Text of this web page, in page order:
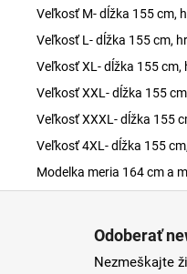
Veľkosť M- dĺžka 155 cm,
Veľkosť L- dĺžka 155 cm,
Veľkosť XL- dĺžka 155 cm,
Veľkosť XXL- dĺžka 155
Veľkosť XXXL- dĺžka 155
Veľkosť 4XL- dĺžka 155
Modelka meria 164 cm a
Odoberať
Nezmeškajte